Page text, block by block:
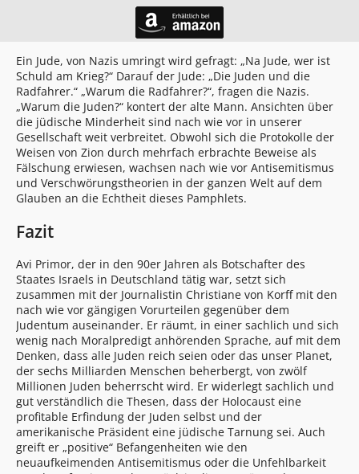
Ein Jude, von Nazis umringt wird gefragt: „Na Jude, wer ist
Schuld am Krieg?“ Darauf der Jude: „Die Juden und die
Radfahrer.“ „Warum die Radfahrer?“, fragen die Nazis.
„Warum die Juden?“ kontert der alte Mann. Ansichten über
die jüdische Minderheit sind nach wie vor in unserer
Gesellschaft weit verbreitet. Obwohl sich die Protokolle der
Weisen von Zion durch mehrfach erbrachte Beweise als
Fälschung erwiesen, wachsen nach wie vor Antisemitismus
und Verschwörungstheorien in der ganzen Welt auf dem
Glauben an die Echtheit dieses Pamphlets.
Fazit
Avi Primor, der in den 90er Jahren als Botschafter des
Staates Israels in Deutschland tätig war, setzt sich
zusammen mit der Journalistin Christiane von Korff mit den
nach wie vor gängigen Vorurteilen gegenüber dem
Judentum auseinander. Er räumt, in einer sachlich und sich
wenig nach Moralpredigt anhörenden Sprache, auf mit dem
Denken, dass alle Juden reich seien oder das unser Planet,
der sechs Milliarden Menschen beherbergt, von zwölf
Millionen Juden beherrscht wird. Er widerlegt sachlich und
gut verständlich die Thesen, dass der Holocaust eine
profitable Erfindung der Juden selbst und der
amerikanische Präsident eine jüdische Tarnung sei. Auch
greift er „positive“ Befangenheiten wie den
neuaufkeimenden Antisemitismus oder die Unfehlbarkeit